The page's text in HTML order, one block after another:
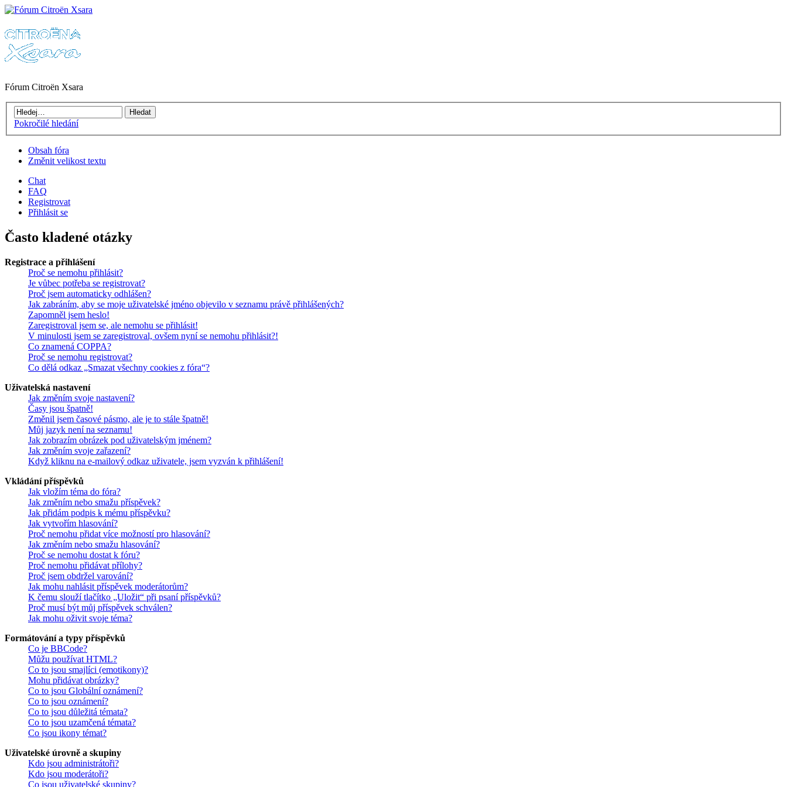
Fórum Citroën Xsara
Pokročilé hledání
Obsah fóra
Změnit velikost textu
Chat
FAQ
Registrovat
Přihlásit se
Často kladené otázky
Registrace a přihlášení
Proč se nemohu přihlásit?
Je vůbec potřeba se registrovat?
Proč jsem automaticky odhlášen?
Jak zabráním, aby se moje uživatelské jméno objevilo v seznamu právě přihlášených?
Zapomněl jsem heslo!
Zaregistroval jsem se, ale nemohu se přihlásit!
V minulosti jsem se zaregistroval, ovšem nyní se nemohu přihlásit?!
Co znamená COPPA?
Proč se nemohu registrovat?
Co dělá odkaz „Smazat všechny cookies z fóra“?
Uživatelská nastavení
Jak změním svoje nastavení?
Časy jsou špatně!
Změnil jsem časové pásmo, ale je to stále špatně!
Můj jazyk není na seznamu!
Jak zobrazím obrázek pod uživatelským jménem?
Jak změním svoje zařazení?
Když kliknu na e-mailový odkaz uživatele, jsem vyzván k přihlášení!
Vkládání příspěvků
Jak vložím téma do fóra?
Jak změním nebo smažu příspěvek?
Jak přidám podpis k mému příspěvku?
Jak vytvořím hlasování?
Proč nemohu přidat více možností pro hlasování?
Jak změním nebo smažu hlasování?
Proč se nemohu dostat k fóru?
Proč nemohu přidávat přílohy?
Proč jsem obdržel varování?
Jak mohu nahlásit příspěvek moderátorům?
K čemu slouží tlačítko „Uložit“ při psaní příspěvků?
Proč musí být můj příspěvek schválen?
Jak mohu oživit svoje téma?
Formátování a typy příspěvků
Co je BBCode?
Můžu používat HTML?
Co to jsou smajlíci (emotikony)?
Mohu přidávat obrázky?
Co to jsou Globální oznámení?
Co to jsou oznámení?
Co to jsou důležitá témata?
Co to jsou uzamčená témata?
Co jsou ikony témat?
Uživatelské úrovně a skupiny
Kdo jsou administrátoři?
Kdo jsou moderátoři?
Co jsou uživatelské skupiny?